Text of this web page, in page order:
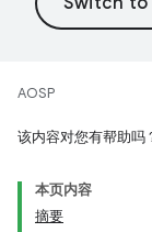
AOSP
该内容对您有帮助吗
本页内容
摘要